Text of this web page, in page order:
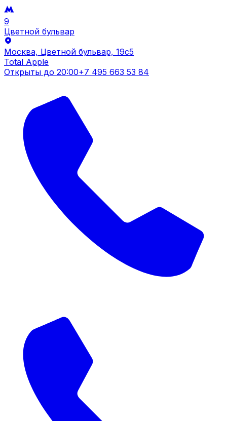
9
Цветной бульвар
Москва, Цветной бульвар, 19c5
Total Apple
Открыты до 20:00+7 495 663 53 84